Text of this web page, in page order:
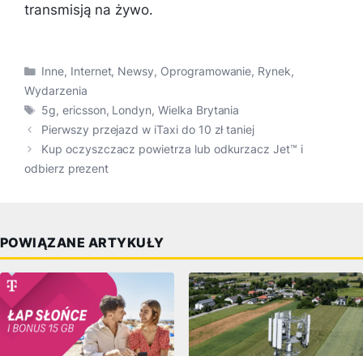
transmisją na żywo.
Kategorie
Inne, Internet, Newsy, Oprogramowanie, Rynek,
Wydarzenia
Tagi
5g, ericsson, Londyn,Wielka Brytania
Pierwszy przejazd w iTaxi do 10 zł taniej
Kup oczyszczacz powietrza lub odkurzacz Jet™ i
odbierz prezent
POWIĄZANE ARTYKUŁY